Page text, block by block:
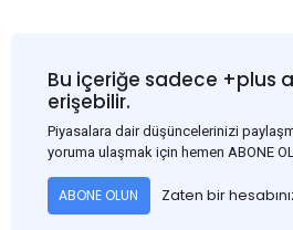
Bu içeriğe sadece +plus
erişebilir.
Piyasalara dair düşüncelerinizi
yoruma ulaşmak için hemen ABONE
ABONE OLUN Zaten bir